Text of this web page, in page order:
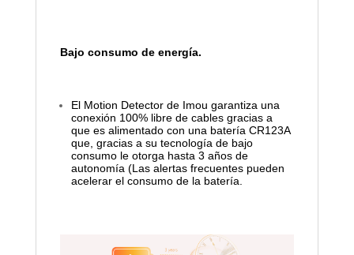
Bajo consumo de energía.
El Motion Detector de Imou garantiza una
conexión 100% libre de cables gracias a
que es alimentado con una batería CR123A
que, gracias a su tecnología de bajo
consumo le otorga hasta 3 años de
autonomía (Las alertas frecuentes pueden
acelerar el consumo de la batería.